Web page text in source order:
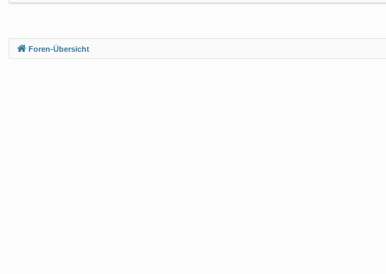
Foren-Übersicht